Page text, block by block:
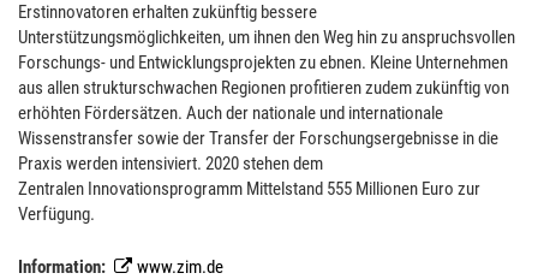
Erstinnovatoren erhalten zukünftig bessere
Unterstützungsmöglichkeiten, um ihnen den Weg hin zu anspruchsvollen
Forschungs- und Entwicklungsprojekten zu ebnen. Kleine Unternehmen
aus allen strukturschwachen Regionen profitieren zudem zukünftig von
erhöhten Fördersätzen. Auch der nationale und internationale
Wissenstransfer sowie der Transfer der Forschungsergebnisse in die
Praxis werden intensiviert. 2020 stehen dem
Zentralen Innovationsprogramm Mittelstand 555 Millionen Euro zur
Verfügung.
Information: www.zim.de